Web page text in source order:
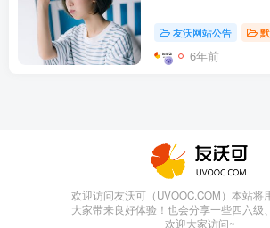
友沃网站公告
6年前
欢迎访问友沃可（UVOOC.COM）本站将
大家带来良好体验！也会分享一些四六级
欢迎大家访问~